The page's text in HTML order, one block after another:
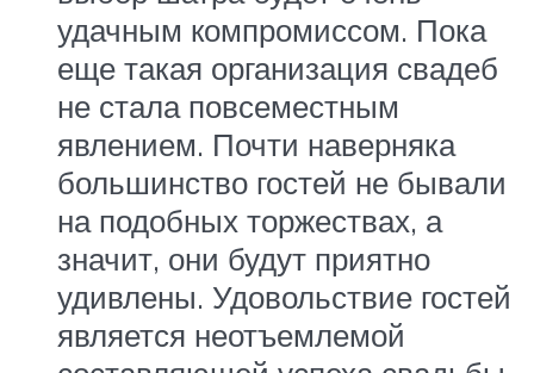
удачным компромиссом. Пока
еще такая организация свадеб
не стала повсеместным
явлением. Почти наверняка
большинство гостей не бывали
на подобных торжествах, а
значит, они будут приятно
удивлены. Удовольствие гостей
является неотъемлемой